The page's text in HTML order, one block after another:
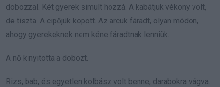
dobozzal. Két gyerek simult hozzá. A kabátjuk vékony volt,
de tiszta. A cipőjük kopott. Az arcuk fáradt, olyan módon,
ahogy gyerekeknek nem kéne fáradtnak lenniük.
A nő kinyitotta a dobozt.
Rizs, bab, és egyetlen kolbász volt benne, darabokra vágva.